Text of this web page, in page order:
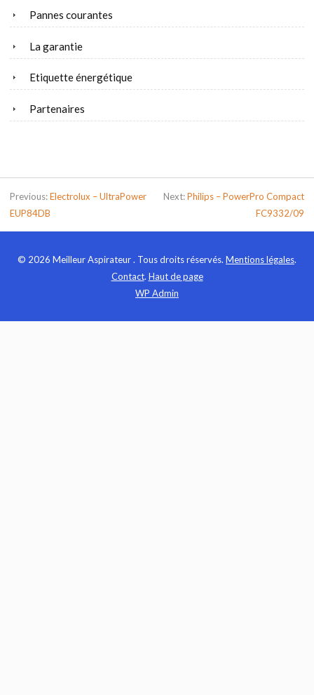
Pannes courantes
La garantie
Etiquette énergétique
Partenaires
Previous:Electrolux – UltraPower
EUP84DB
Next:Philips – PowerPro Compact
FC9332/09
© 2026 Meilleur Aspirateur . Tous droits réservés. Mentions légales.
Contact. Haut de page
WP Admin